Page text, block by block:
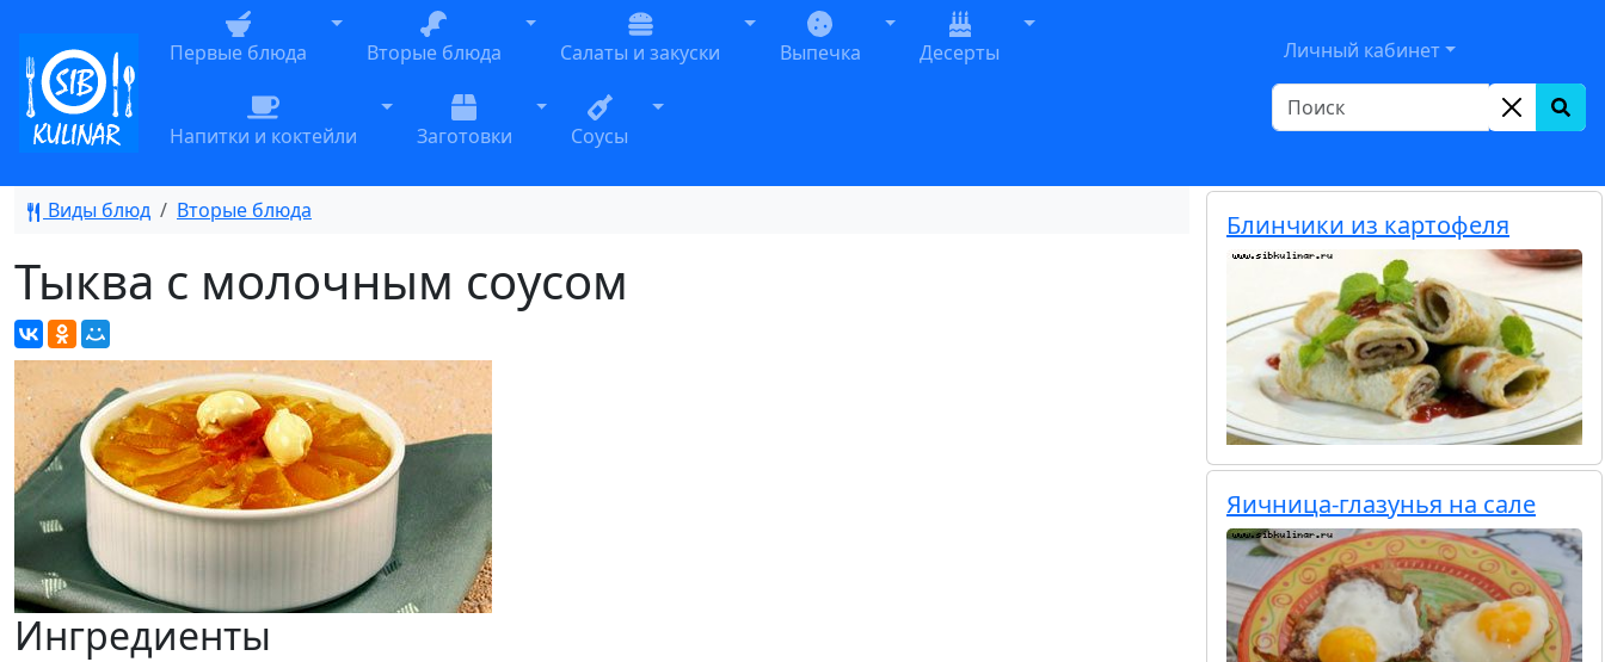
Первые блюда
Toggle Dropdown
Вторые блюда
Toggle Dropdown
Салаты и закуски
Toggle Dropdown
Выпечка
Toggle Dropdown
Десерты
Toggle Dropdown
Напитки и коктейли
Toggle Dropdown
Заготовки
Toggle Dropdown
Соусы
Toggle Dropdown
Личный кабинет
Виды блюд Вторые блюда
Тыква с молочным соусом
Ингредиенты
Блинчики из картофеля
Яичница-глазунья на сале